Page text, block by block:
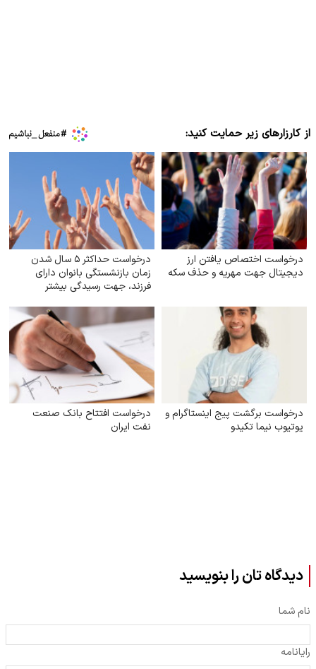
از کارزارهای زیر حمایت کنید:
درخواست اختصاص یافتن ارز
دیجیتال جهت مهریه و حذف سکه
درخواست حداکثر ۵ سال شدن
زمان بازنشستگی بانوان دارای
فرزند، جهت رسیدگی بیشتر
درخواست برگشت پیج اینستاگرام و
یوتیوب نیما تکیدو
درخواست افتتاح بانک صنعت
نفت ایران
دیدگاه تان را بنویسید
نام شما
رایانامه